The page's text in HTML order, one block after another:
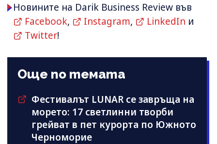
Новините на Darik Business Review във
Facebook, Instagram, LinkedIn и
Twitter!
Още по темата
Фестивалът LUNAR се завръща на
морето: 17 светлинни творби
грейват в пет курорта по Южното
Черноморие